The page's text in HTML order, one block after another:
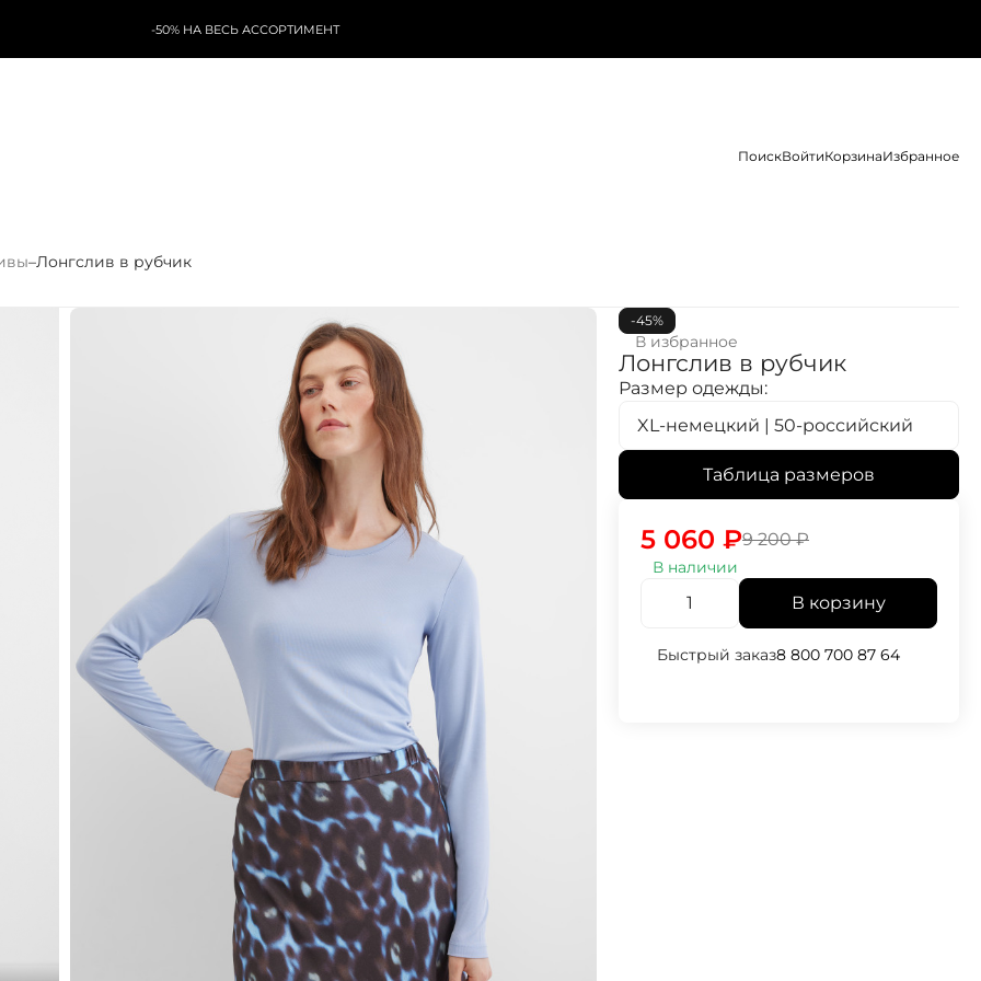
-50% НА ВЕСЬ АССОРТИМЕНТ
ПоискВойтиКорзинаИзбранное
–Лонгслив в рубчик
-45%
В избранное
Лонгслив в рубчик
Размер одежды:
XL-немецкий | 50-российский
Таблица размеров
9 200₽
5 060 ₽
В наличии
В корзину
Быстрый заказ8 800 700 87 64